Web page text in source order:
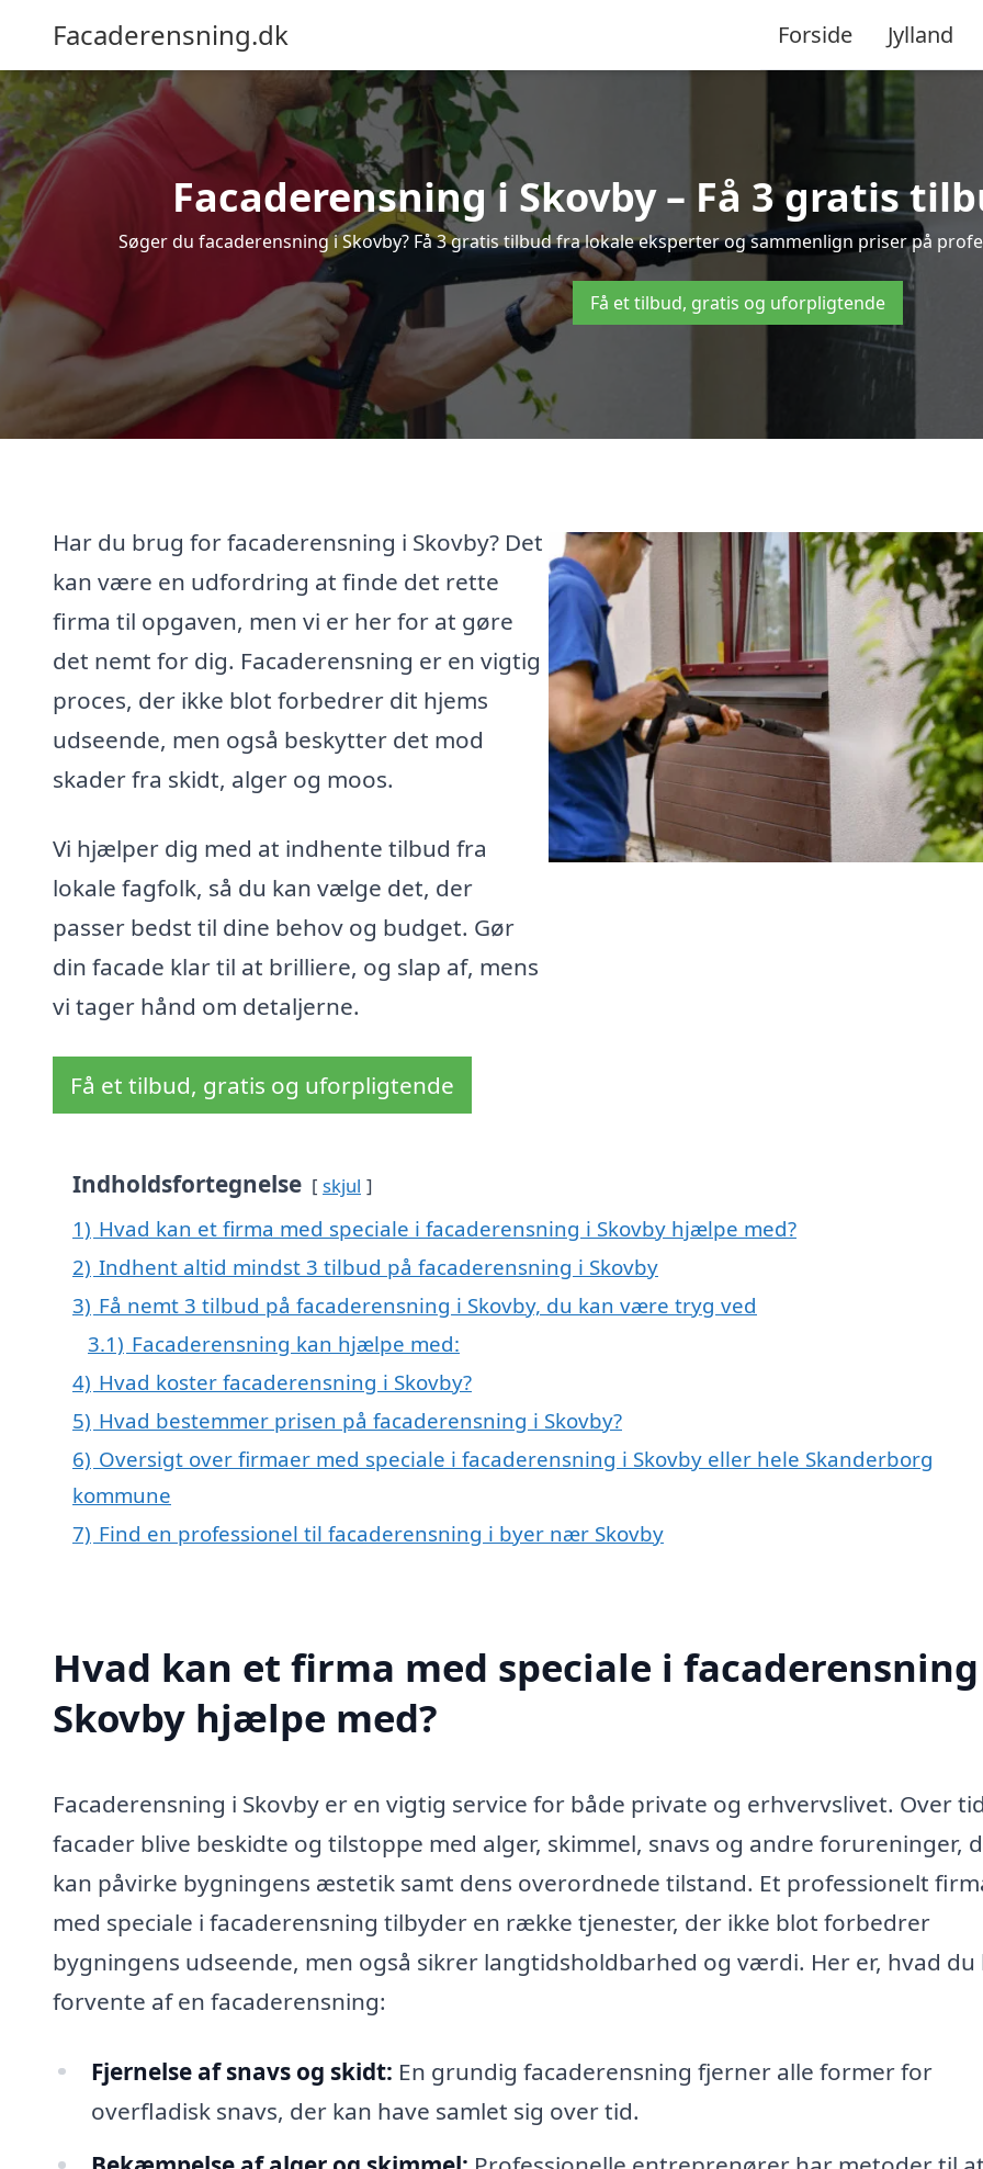
Facaderensning.dk Forside Jylland
Facaderensning i Skovby – Få 3 gratis
Søger du facaderensning i Skovby? Få 3 gratis tilbud fra lokale eksperter og sammenlign priser på
Få et tilbud, gratis og uforpligtende
Har du brug for facaderensning i Skovby? Det
kan være en udfordring at finde det rette
firma til opgaven, men vi er her for at gøre
det nemt for dig. Facaderensning er en vigtig
proces, der ikke blot forbedrer dit hjems
udseende, men også beskytter det mod
skader fra skidt, alger og moos.
Vi hjælper dig med at indhente tilbud fra
lokale fagfolk, så du kan vælge det, der
passer bedst til dine behov og budget. Gør
din facade klar til at brilliere, og slap af, mens
vi tager hånd om detaljerne.
Få et tilbud, gratis og uforpligtende
Indholdsfortegnelse skjul
1) Hvad kan et firma med speciale i facaderensning i Skovby hjælpe med?
2) Indhent altid mindst 3 tilbud på facaderensning i Skovby
3) Få nemt 3 tilbud på facaderensning i Skovby, du kan være tryg ved
3.1) Facaderensning kan hjælpe med:
4) Hvad koster facaderensning i Skovby?
5) Hvad bestemmer prisen på facaderensning i Skovby?
6) Oversigt over firmaer med speciale i facaderensning i Skovby eller hele Skanderborg
kommune
7) Find en professionel til facaderensning i byer nær Skovby
Hvad kan et firma med speciale i
Skovby hjælpe med?
Facaderensning i Skovby er en vigtig service for både private og erhvervslivet. Over
facader blive beskidte og tilstoppe med alger, skimmel, snavs og andre forureninger,
kan påvirke bygningens æstetik samt dens overordnede tilstand. Et professionelt
med speciale i facaderensning tilbyder en række tjenester, der ikke blot forbedrer
bygningens udseende, men også sikrer langtidsholdbarhed og værdi. Her er, hvad du
forvente af en facaderensning:
Fjernelse af snavs og skidt: En grundig facaderensning fjerner alle former for
overfladisk snavs, der kan have samlet sig over tid.